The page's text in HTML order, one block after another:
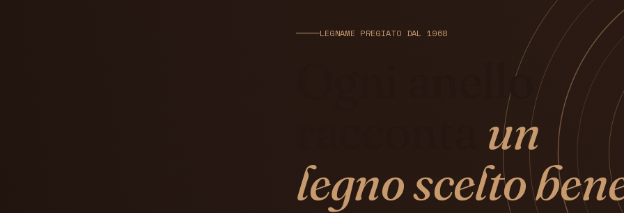
LEGNAME PREGIATO DAL 1968
Ogni anello
un
legno scelto